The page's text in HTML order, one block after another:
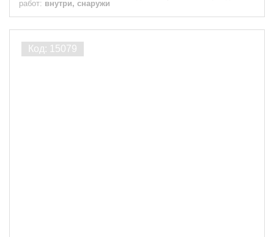
работ: внутри, снаружи